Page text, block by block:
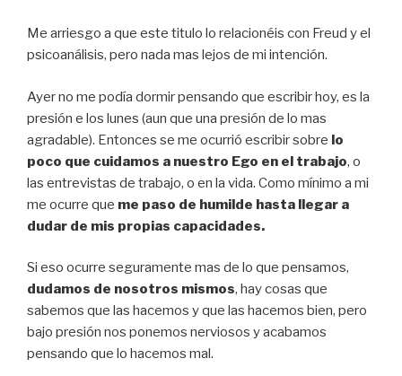
Me arriesgo a que este titulo lo relacionéis con Freud y el
psicoanálisis, pero nada mas lejos de mi intención.
Ayer no me podía dormir pensando que escribir hoy, es la
presión e los lunes (aun que una presión de lo mas
agradable). Entonces se me ocurrió escribir sobre lo
poco que cuidamos a nuestro Ego en el trabajo, o
las entrevistas de trabajo, o en la vida. Como mínimo a mi
me ocurre que me paso de humilde hasta llegar a
dudar de mis propias capacidades.
Si eso ocurre seguramente mas de lo que pensamos,
dudamos de nosotros mismos, hay cosas que
sabemos que las hacemos y que las hacemos bien, pero
bajo presión nos ponemos nerviosos y acabamos
pensando que lo hacemos mal.